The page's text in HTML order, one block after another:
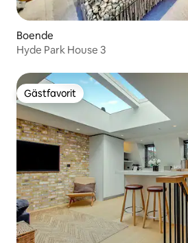
Boende
Hyde Park House 3
Gästfavorit
Gästfavorit